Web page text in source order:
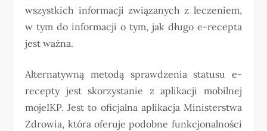
wszystkich informacji związanych z leczeniem,
w tym do informacji o tym, jak długo e-recepta
jest ważna.
Alternatywną metodą sprawdzenia statusu e-
recepty jest skorzystanie z aplikacji mobilnej
mojeIKP. Jest to oficjalna aplikacja Ministerstwa
Zdrowia, która oferuje podobne funkcjonalności